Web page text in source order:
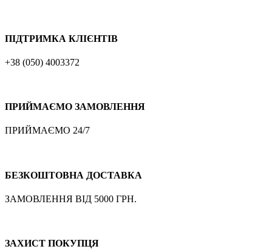
ПІДТРИМКА КЛІЄНТІВ
+38 (050) 4003372
ПРИЙМАЄМО ЗАМОВЛЕННЯ
ПРИЙМАЄМО 24/7
БЕЗКОШТОВНА ДОСТАВКА
ЗАМОВЛЕННЯ ВІД 5000 ГРН.
ЗАХИСТ ПОКУПЦЯ